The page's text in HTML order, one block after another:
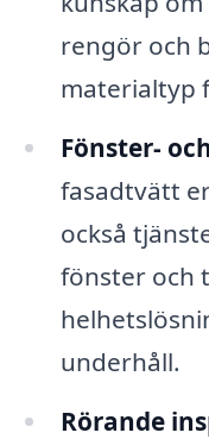
rengör och
materialtyp
Fönster-
fasadtvätt
också
fönster och
underhåll.
Rörande